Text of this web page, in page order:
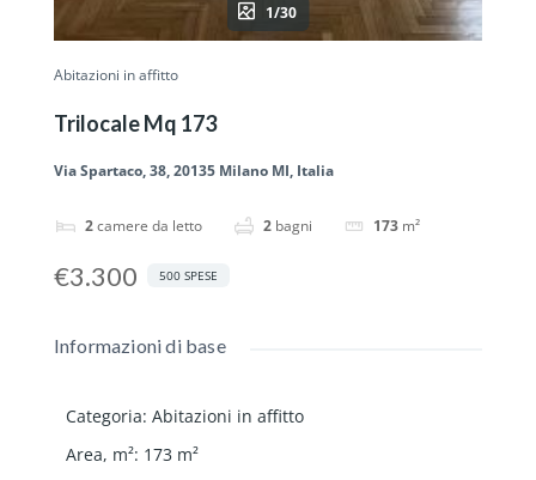
1/30
Abitazioni in affitto
Trilocale Mq 173
Via Spartaco, 38, 20135 Milano MI, Italia
2camere da letto 2 bagni 173 m²
€3.300 500 SPESE
Informazioni di base
Categoria: Abitazioni in affitto
Area, m²: 173 m²